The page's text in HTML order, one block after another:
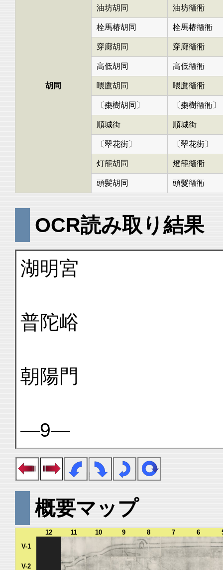
胡同
油坊胡同 油坊衚衕
栓馬椿胡同 栓馬椿衚衕
穿廊胡同 穿廊衚衕
高低胡同 高低衚衕
喂鷹胡同 喂鷹衚衕
〔棗樹胡同〕 〔棗樹衚衕〕
順城街 順城街
〔翠花街〕 〔翠花街〕
灯籠胡同 燈籠衚衕
頭髪胡同 頭髮衚衕
OCR読み取り結果
湖明宮
普陀峪
朝陽門
—9—
概要マップ
12 11 10 9 8 7 6
V-1
V-2